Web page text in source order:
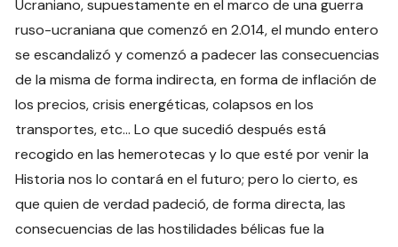
Ucraniano, supuestamente en el marco de una guerra
ruso-ucraniana que comenzó en 2.014, el mundo entero
se escandalizó y comenzó a padecer las consecuencias
de la misma de forma indirecta, en forma de inflación de
los precios, crisis energéticas, colapsos en los
transportes, etc… Lo que sucedió después está
recogido en las hemerotecas y lo que esté por venir la
Historia nos lo contará en el futuro; pero lo cierto, es
que quien de verdad padeció, de forma directa, las
consecuencias de las hostilidades bélicas fue la